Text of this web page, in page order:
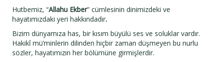
Hutbemiz, “Allahu Ekber” cümlesinin dinimizdeki ve
hayatımızdaki yeri hakkındadır.
Bizim dünyamıza has, bir kısım büyülü ses ve soluklar vardır.
Hakikî mü’minlerin dilinden hiçbir zaman düşmeyen bu nurlu
sözler, hayatımızın her bölümüne girmişlerdir.